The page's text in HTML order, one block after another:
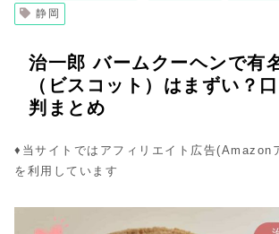
静岡
治一郎 バームクーヘンで有
（ビスコット）はまずい？
判まとめ
♦︎当サイトではアフィリエイト広告(Amazon
を利用しています